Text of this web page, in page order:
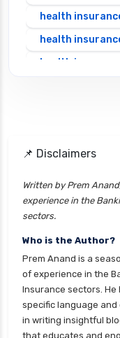
health
health
health
health
health
health
health
health
health
📌 Disclaimers
Written by Prem
experience in the
sectors.
Who is the Author?
Prem Anand is a
of experience in the
Insurance sectors.
specific language and
in writing insightful
that educates and